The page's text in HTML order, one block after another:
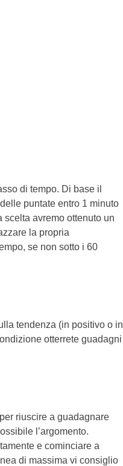
di tempo. Di base il
puntate entro 1 minuto
avremo ottenuto un
la propria
se non sotto i 60
tendenza (in positivo o in
otterrete guadagni
riuscire a guadagnare
l’argomento.
e cominciare a
di massima vi consiglio